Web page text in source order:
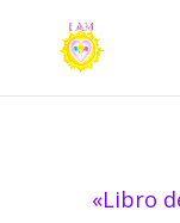
«Libro